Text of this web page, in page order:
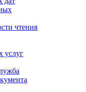
чтения
услуг